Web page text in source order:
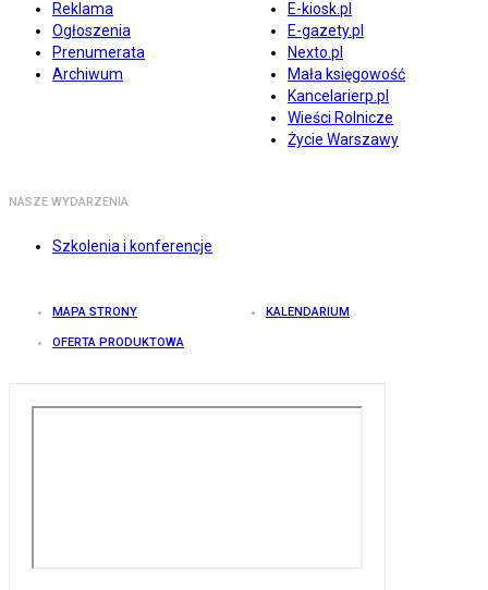
Reklama
Ogłoszenia
Prenumerata
Archiwum
E-kiosk.pl
E-gazety.pl
Nexto.pl
Mała księgowość
Kancelarierp.pl
Wieści Rolnicze
Życie Warszawy
NASZE WYDARZENIA
Szkolenia i konferencje
MAPA STRONY KALENDARIUM
OFERTA PRODUKTOWA